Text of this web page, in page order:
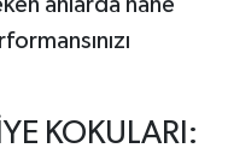
anlarda nane
KOKULARI: